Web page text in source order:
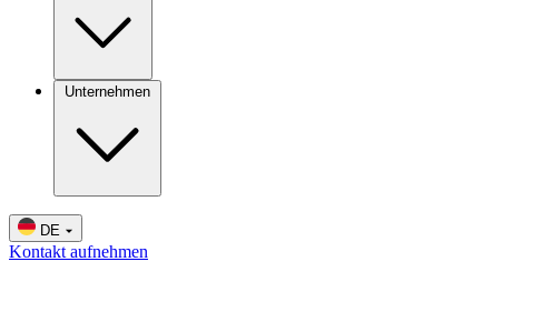
Unternehmen
DE
Kontakt aufnehmen